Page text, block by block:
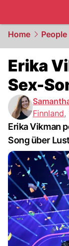
Home People
Erika
Sex-
Finnland,
Erika Vikman
Song über